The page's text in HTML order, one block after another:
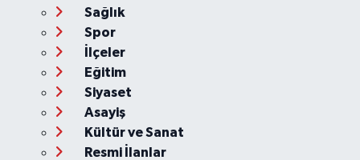
Sağlık
Spor
İlçeler
Eğitim
Siyaset
Asayiş
Kültür ve Sanat
Resmi İlanlar